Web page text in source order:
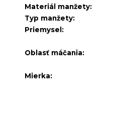
Materiál manžety:
Typ manžety:
Priemysel:
Oblasť máčania:
Mierka: